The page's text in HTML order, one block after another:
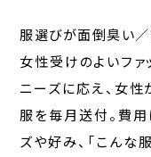
服選びが面倒臭い／
女性受けのよいファ
ニーズに応え、女性
服を毎月送付。費用
ズや好み、「こんな